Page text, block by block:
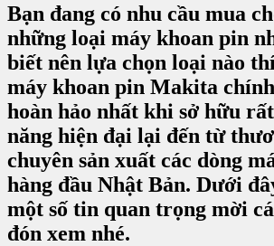
Bạn đang có nhu cầu mua
những loại máy khoan pin
biết nên lựa chọn loại nào
máy khoan pin Makita
hoàn hảo nhất khi sở hữu
năng hiện đại lại đến từ
chuyên sản xuất các dòng
hàng đầu Nhật Bản. Dưới
một số tin quan trọng mời
đón xem nhé.